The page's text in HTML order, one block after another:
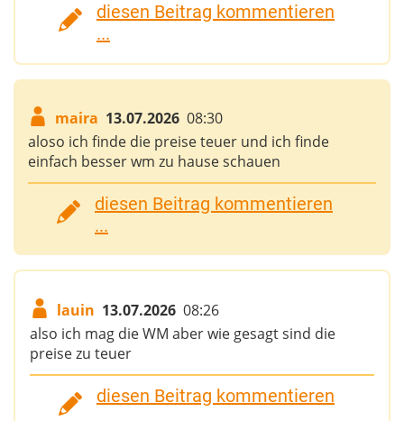
diesen Beitrag kommentieren
...
maira 13.07.2026 08:30
aloso ich finde die preise teuer und ich finde
einfach besser wm zu hause schauen
diesen Beitrag kommentieren
...
lauin 13.07.2026 08:26
also ich mag die WM aber wie gesagt sind die
preise zu teuer
diesen Beitrag kommentieren